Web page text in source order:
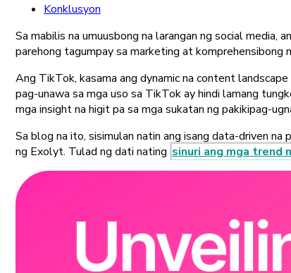
Konklusyon
Sa mabilis na umuusbong na larangan ng social media,
parehong tagumpay sa marketing at komprehensibong
Ang TikTok, kasama ang dynamic na content
pag-unawa sa mga uso sa TikTok ay hindi lamang
mga insight na higit pa sa mga sukatan ng pakikipag-
Sa blog na ito, sisimulan natin ang isang data-driven
ng Exolyt. Tulad ng dati nating sinuri ang mga trend